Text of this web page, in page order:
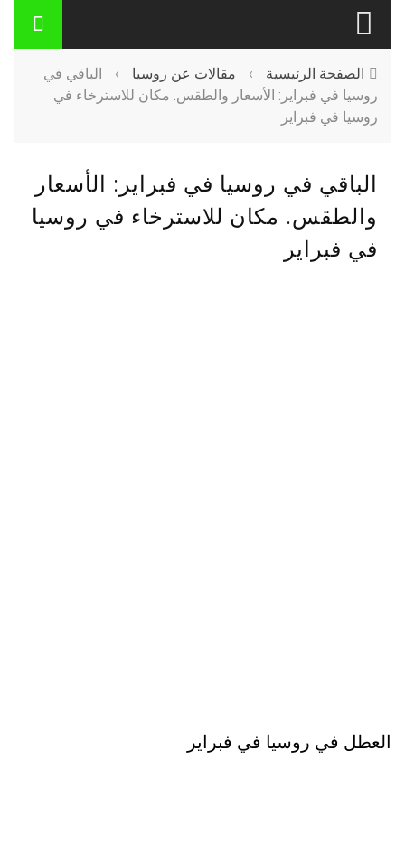
الصفحة الرئيسية › مقالات عن روسيا ›
الباقي في
روسيا في فبراير: الأسعار والطقس. مكان للاسترخاء في
روسيا في فبراير
الباقي في روسيا في فبراير: الأسعار
والطقس. مكان للاسترخاء في روسيا
في فبراير
العطل في روسيا في فبراير